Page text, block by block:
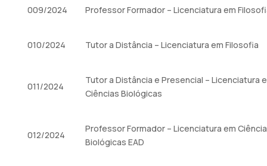
009/2024 Professor Formador – Licenciatura em
010/2024 Tutor a Distância – Licenciatura em Filosofia
011/2024
Tutor a Distância e Presencial – Licenciatura
Ciências Biológicas
012/2024
Professor Formador – Licenciatura em
Biológicas EAD